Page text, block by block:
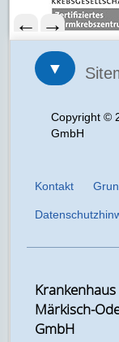
→
←
▼
Copyright ©
GmbH
Kontakt
Krankenhaus
Märkisch-
GmbH